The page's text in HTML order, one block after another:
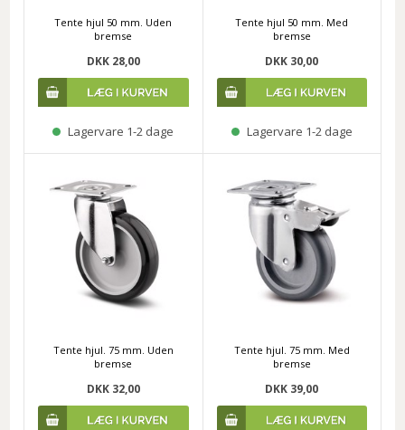
Tente hjul 50 mm. Uden
bremse
DKK 28,00
Lagervare 1-2 dage
Tente hjul 50 mm. Med
bremse
DKK 30,00
Lagervare 1-2 dage
Tente hjul. 75 mm. Uden
bremse
DKK 32,00
Tente hjul. 75 mm. Med
bremse
DKK 39,00